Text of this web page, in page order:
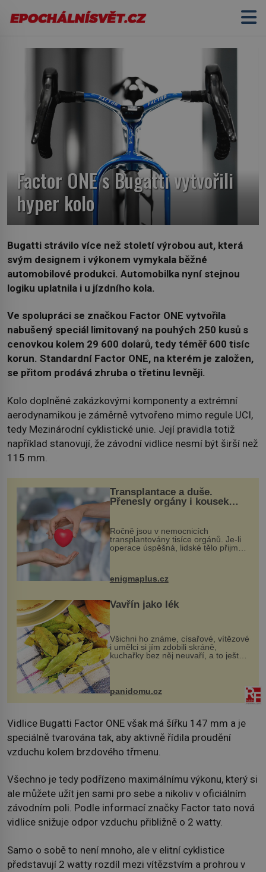
Factor ONE s Bugatti vytvořili
hyper kolo
Bugatti strávilo více než století výrobou aut, která
svým designem i výkonem vymykala běžné
automobilové produkci. Automobilka nyní stejnou
logiku uplatnila i ​​u jízdního kola.
Ve spolupráci se značkou Factor ONE vytvořila
nabušený speciál limitovaný na pouhých 250 kusů s
cenovkou kolem 29 600 dolarů, tedy téměř 600 tisíc
korun. Standardní Factor ONE, na kterém je založen,
se přitom prodává zhruba o třetinu levněji.
Kolo doplněné zakázkovými komponenty a extrémní
aerodynamikou je záměrně vytvořeno mimo regule UCI,
tedy Mezinárodní cyklistické unie. Její pravidla totiž
například stanovují, že závodní vidlice nesmí být širší než
115 mm.
Transplantace a duše.
Přenesly orgány i kousek
Ročně jsou v nemocnicích
transplantovány tisíce orgánů. Je-li
operace úspěšná, lidské tělo přijme
enigmaplus.cz
Vavřín jako lék
Všichni ho známe, císařové, vítězové
i umělci si jím zdobili skráně,
kuchařky bez něj neuvaří, a to ještě
nevíte, že bobkový list může výrazně
zmírnit některé naše neduhy.
Obsahuje v malém množství ně...
panidomu.cz
Vidlice Bugatti Factor ONE však má šířku 147 mm a je
speciálně tvarována tak, aby aktivně řídila proudění
vzduchu kolem brzdového třmenu.
Všechno je tedy podřízeno maximálnímu výkonu, který si
ale můžete užít jen sami pro sebe a nikoliv v oficiálním
závodním poli. Podle informací značky Factor tato nová
vidlice snižuje odpor vzduchu přibližně o 2 watty.
Samo o sobě to není mnoho, ale v elitní cyklistice
představují 2 watty rozdíl mezi vítězstvím a prohrou v